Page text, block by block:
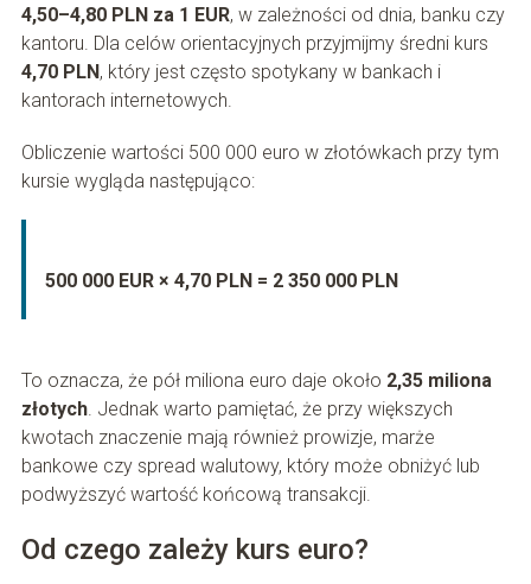
4,50–4,80 PLN za 1 EUR, w zależności od dnia, banku czy
kantoru. Dla celów orientacyjnych przyjmijmy średni kurs
4,70 PLN, który jest często spotykany w bankach i
kantorach internetowych.
Obliczenie wartości 500 000 euro w złotówkach przy tym
kursie wygląda następująco:
500 000 EUR × 4,70 PLN = 2 350 000 PLN
To oznacza, że pół miliona euro daje około 2,35 miliona
złotych. Jednak warto pamiętać, że przy większych
kwotach znaczenie mają również prowizje, marże
bankowe czy spread walutowy, który może obniżyć lub
podwyższyć wartość końcową transakcji.
Od czego zależy kurs euro?